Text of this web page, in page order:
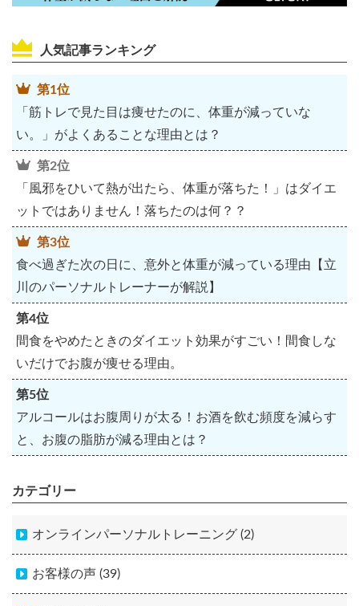
人気記事ランキング
第1位
「筋トレで見た目は痩せたのに、体重が減っていな
い。」がよくあることな理由とは？
第2位
「風邪をひいて熱が出たら、体重が落ちた！」はダイエ
ットではありません！落ちたのは何？？
第3位
食べ過ぎた次の日に、意外と体重が減っている理由【立
川のパーソナルトレーナーが解説】
第4位
間食をやめたときのダイエット効果がすごい！間食しな
いだけでお腹が痩せる理由。
第5位
アルコールはお腹周りが太る！お酒を飲む頻度を減らす
と、お腹の脂肪が減る理由とは？
カテゴリー
オンラインパーソナルトレーニング (2)
お客様の声 (39)